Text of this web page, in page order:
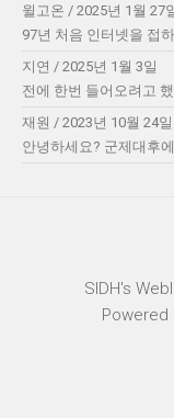
윌고온 / 2025년 1월 27
97년 처음 인터넷을 접
지연 / 2025년 1월 3일
전에 한번 들어오려고
재원 / 2023년 10월 24일
안녕하세요? 군제대후
SIDH′s
Powered